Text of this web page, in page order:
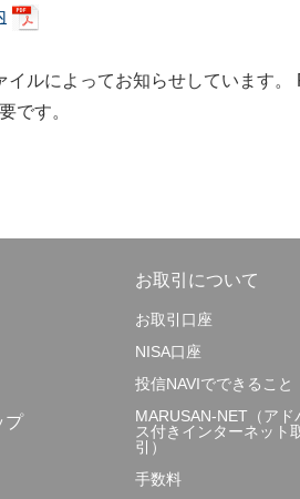
開示情報
イルによってお知らせしています
です。
プ
お取引について
お取引口座
NISA口座
投信NAVIでできること
MARUSAN-NET（アド
ス付きインターネット
引）
手数料